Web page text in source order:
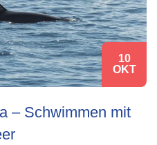
10
OKT
– Schwimmen mit